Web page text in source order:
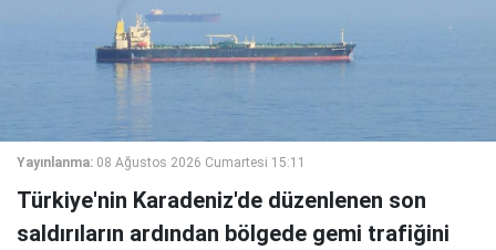
Yayınlanma: 08 Ağustos 2026 Cumartesi 15:11
Türkiye'nin Karadeniz'de düzenlenen son
saldırıların ardından bölgede gemi trafiğini